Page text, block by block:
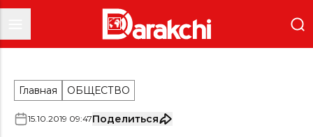
Главная ОБЩЕСТВО
15.10.2019 09:47Поделиться